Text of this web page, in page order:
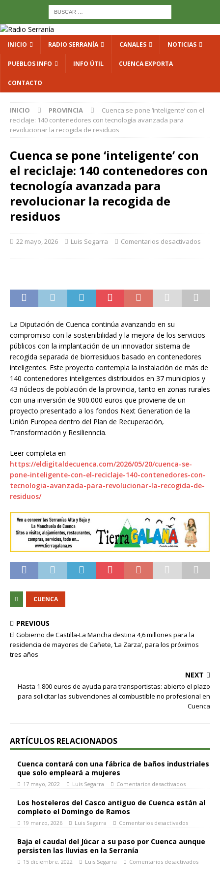
INICIO RADIO SERRANÍA CANALES NOTICIAS
PUEBLOS INFO INFO ÚTIL CUENCA EXPORTA
CONTACTO
INICIO PROVINCIA
Cuenca se pone ‘inteligente’ con el
reciclaje: 140 contenedores con tecnología avanzada para
revolucionar la recogida de residuos
Cuenca se pone ‘inteligente’ con
el reciclaje: 140 contenedores con
tecnología avanzada para
revolucionar la recogida de
residuos
22 mayo, 2026 Luis Segarra Comentarios desactivados
La Diputación de Cuenca continúa avanzando en su
compromiso con la sostenibilidad y la mejora de los servicios
públicos con la implantación de un innovador sistema de
recogida separada de biorresiduos basado en contenedores
inteligentes. Este proyecto contempla la instalación de más de
140 contenedores inteligentes distribuidos en 37 municipios y
43 núcleos de población de la provincia, tanto en zonas rurales
con una inversión de 900.000 euros que proviene de un
proyecto presentado a los fondos Next Generation de la
Unión Europea dentro del Plan de Recuperación,
Transformación y Resilienncia.
Leer completa en
https://eldigitaldecuenca.com/2026/05/20/cuenca-se-
pone-inteligente-con-el-reciclaje-140-contenedores-con-
tecnologia-avanzada-para-revolucionar-la-recogida-de-
residuos/
CUENCA
PREVIOUS
El Gobierno de Castilla-La Mancha destina 4,6 millones para la
residencia de mayores de Cañete, ‘La Zarza’, para los próximos
tres años
NEXT
Hasta 1.800 euros de ayuda para transportistas: abierto el plazo
para solicitar las subvenciones al combustible no profesional en
Cuenca
ARTÍCULOS RELACIONADOS
Cuenca contará con una fábrica de baños industriales
que solo empleará a mujeres
17 mayo, 2022 Luis Segarra Comentarios desactivados
Los hosteleros del Casco antiguo de Cuenca están al
completo el Domingo de Ramos
19 marzo, 2026 Luis Segarra Comentarios desactivados
Baja el caudal del Júcar a su paso por Cuenca aunque
persisten las lluvias en la Serranía
15 diciembre, 2022 Luis Segarra Comentarios desactivados